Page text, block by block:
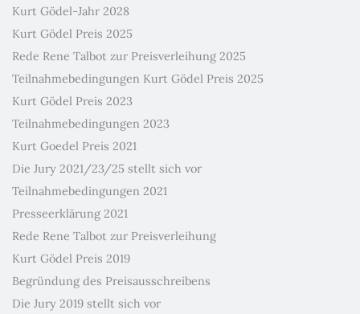
Kurt Gödel-Jahr 2028
Kurt Gödel Preis 2025
Rede Rene Talbot zur Preisverleihung 2025
Teilnahmebedingungen Kurt Gödel Preis 2025
Kurt Gödel Preis 2023
Teilnahmebedingungen 2023
Kurt Goedel Preis 2021
Die Jury 2021/23/25 stellt sich vor
Teilnahmebedingungen 2021
Presseerklärung 2021
Rede Rene Talbot zur Preisverleihung
Kurt Gödel Preis 2019
Begründung des Preisausschreibens
Die Jury 2019 stellt sich vor